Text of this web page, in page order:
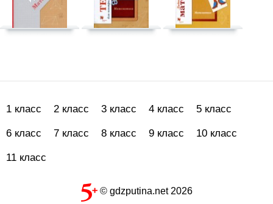
1 класс 2 класс 3 класс 4 класс 5 класс
6 класс 7 класс 8 класс 9 класс 10 класс
11 класс
© gdzputina.net 2026